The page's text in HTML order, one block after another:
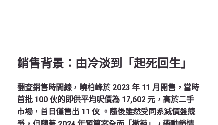
銷售背景：由冷淡到「起死回生」
翻查銷售時間線，曉柏峰於 2023 年 11 月開售，當時
首批 100 伙的即供平均呎價為 17,602 元，高於二手
市場，首日僅售出 11 伙 。隨後雖然受同系減價盤競